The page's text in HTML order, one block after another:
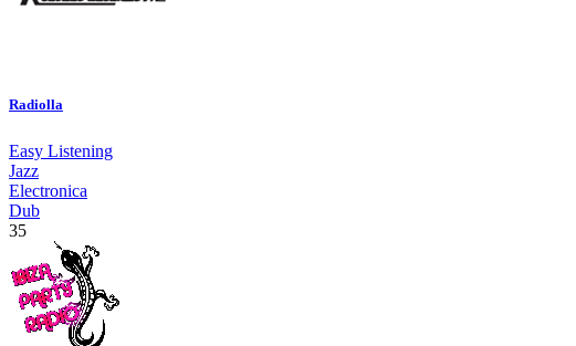
Radiolla
Easy Listening
Jazz
Electronica
Dub
35